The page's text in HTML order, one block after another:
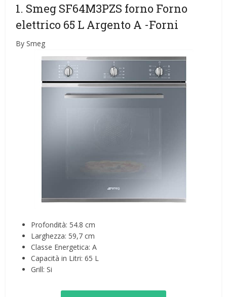
1. Smeg SF64M3PZS forno Forno
elettrico 65 L Argento A -Forni
By Smeg
Profondità: 54.8 cm
Larghezza: 59,7 cm
Classe Energetica: A
Capacità in Litri: 65 L
Grill: Si